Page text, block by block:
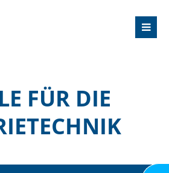
FÜR DIE